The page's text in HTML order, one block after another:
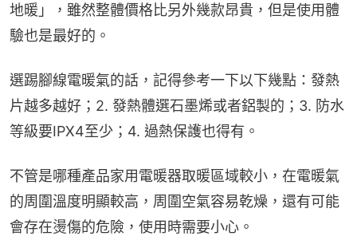
地暖」，雖然整體價格比另外幾款昂貴，但是使用體
驗也是最好的。
選踢腳線電暖氣的話，記得參考一下以下幾點：發熱
片越多越好；2. 發熱體選石墨烯或者鋁製的；3. 防水
等級要IPX4至少；4. 過熱保護也得有。
不管是哪種產品家用電暖器取暖區域較小，在電暖氣
的周圍溫度明顯較高，周圍空氣容易乾燥，還有可能
會存在燙傷的危險，使用時需要小心。